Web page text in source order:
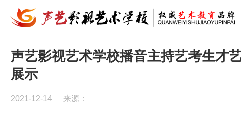
声艺影视艺术学校播音主持艺考生才
展示
2021-12-14 来源：